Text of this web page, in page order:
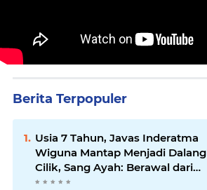
Berita Terpopuler
Usia 7 Tahun, Javas Inderatma
Wiguna Mantap Menjadi Dalang
Cilik, Sang Ayah: Berawal dari
Menonton Wayang di YouTube